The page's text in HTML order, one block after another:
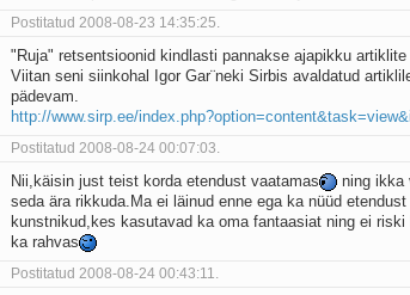
Postitatud 2008-08-23 14:35:25.
"Ruja" retsentsioonid kindlasti pannakse ajapikku artiklite
Viitan seni siinkohal Igor Gar¨neki Sirbis avaldatud
pädevam.
http://www.sirp.ee/
Postitatud 2008-08-24 00:07:03.
Nii,käisin just teist korda etendust vaatamas ning ikka
seda ära rikkuda.Ma ei läinud enne ega ka nüüd
kunstnikud,kes kasutavad ka oma fantaasiat ning ei
ka rahvas
Postitatud 2008-08-24 00:43:11.